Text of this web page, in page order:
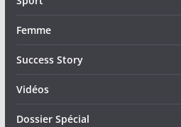
Femme
Success Story
Vidéos
Dossier Spécial